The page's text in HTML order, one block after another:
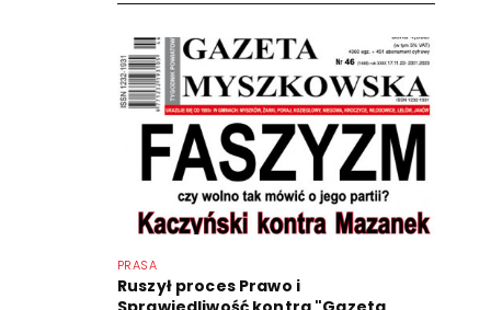
PRASA
Ruszył proces Prawo i